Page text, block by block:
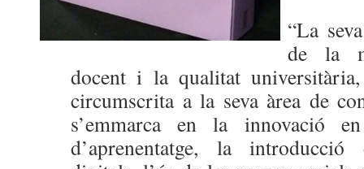
“La
de la
docent i la qualitat
circumscrita a la seva àrea de
s’emmarca en la innovació
d’aprenentatge, la